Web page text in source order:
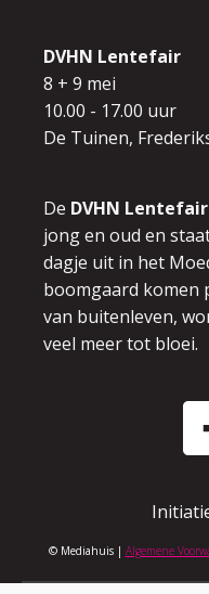
DVHN Lentefair
8 + 9 mei
10.00 - 17.00 uur
De Tuinen,
De DVHN Lentefair
jong en oud en
dagje uit in het
boomgaard komen
van buitenleven,
veel meer tot bloei.
© Mediahuis | Algemene